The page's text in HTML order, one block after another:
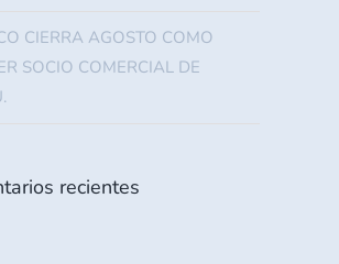
CIERRA AGOSTO COMO
SOCIO COMERCIAL DE
recientes